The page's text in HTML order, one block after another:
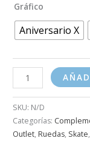
Gráfico
Aniversario X
SKU: N/D
Categorías:
Outlet, Ruedas, Skate